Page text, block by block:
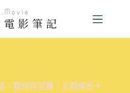
、羈絆與苦難｜主題解析＋